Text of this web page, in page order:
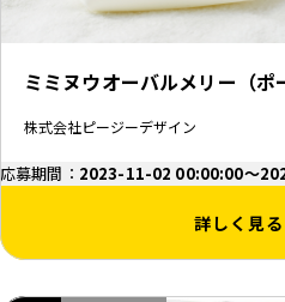
ミミヌウオーバルメリー（ポ
株式会社ピージーデザイン
応募期間： 2023-11-02 00:00:00～
詳しく見る